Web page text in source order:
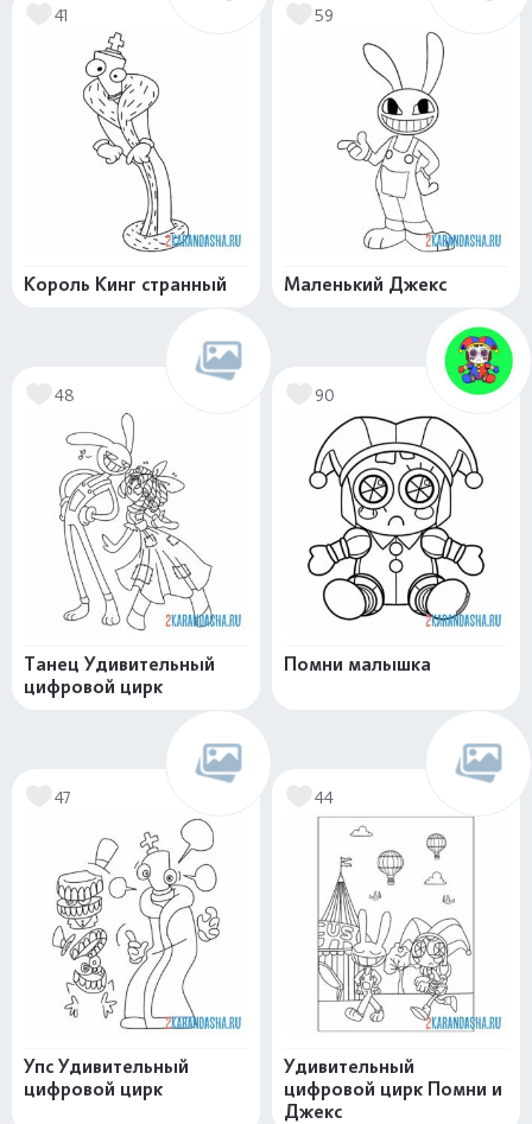
41
Король Кинг странный
59
Маленький Джекс
48
Танец Удивительный
цифровой цирк
90
Помни малышка
47
Упс Удивительный
цифровой цирк
44
Удивительный
цифровой цирк Помни и
Джекс